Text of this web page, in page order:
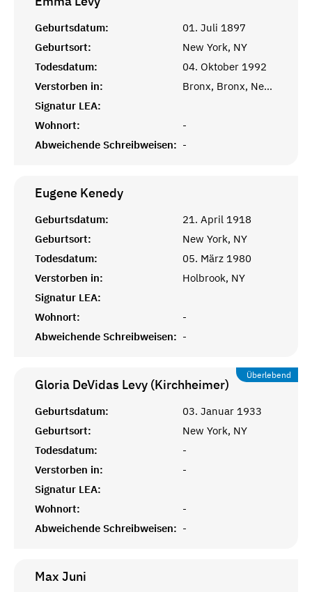
Geburtsdatum:
01. Juli 1897
Geburtsort:
New York, NY
Todesdatum:
04. Oktober 1992
Verstorben in:
Bronx, Bronx, New York
Signatur LEA:
Wohnort:
-
Abweichende Schreibweisen: -
Eugene Kenedy
Geburtsdatum:
21. April 1918
Geburtsort:
New York, NY
Todesdatum:
05. März 1980
Verstorben in:
Holbrook, NY
Signatur LEA:
Wohnort:
-
Abweichende Schreibweisen: -
Überlebend
Gloria DeVidas Levy (Kirchheimer)
Geburtsdatum:
03. Januar 1933
Geburtsort:
New York, NY
Todesdatum:
-
Verstorben in:
-
Signatur LEA:
Wohnort:
-
Abweichende Schreibweisen: -
Max Juni